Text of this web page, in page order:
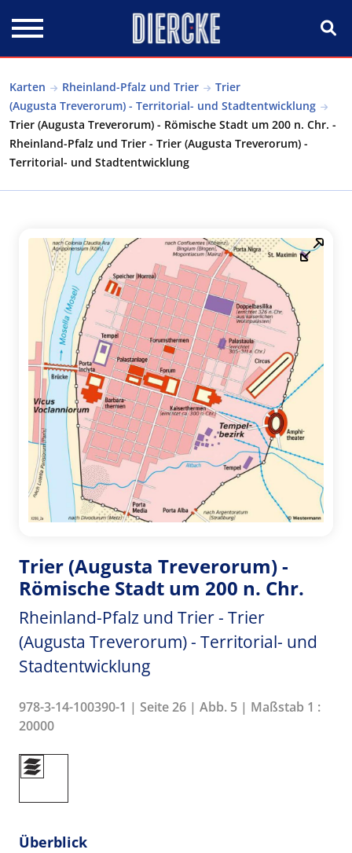
Karten Rheinland-Pfalz und Trier
Trier
(Augusta Treverorum) - Territorial- und Stadtentwicklung
Trier (Augusta Treverorum) - Römische Stadt um 200 n. Chr. -
Rheinland-Pfalz und Trier - Trier (Augusta Treverorum) -
Territorial- und Stadtentwicklung
Trier (Augusta Treverorum) -
Römische Stadt um 200 n. Chr.
Rheinland-Pfalz und Trier - Trier
(Augusta Treverorum) - Territorial- und
Stadtentwicklung
978-3-14-100390-1 | Seite 26 | Abb. 5 | Maßstab 1 :
20000
Überblick